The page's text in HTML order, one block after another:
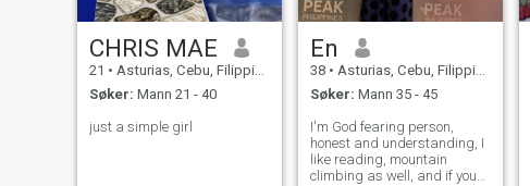
CHRIS MAE
21 • Asturias, Cebu, Filippinene
Søker: Mann 21 - 40
just a simple girl
En
38 • Asturias, Cebu, Filippinene
Søker: Mann 35 - 45
I'm God fearing person,
honest and understanding, I
like reading, mountain
climbing as well, and if you